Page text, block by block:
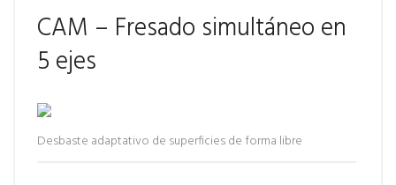
CAM – Fresado simultáneo en
5 ejes
Desbaste adaptativo de superficies de forma libre